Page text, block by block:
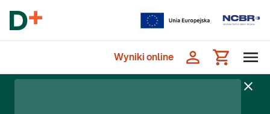
Wyniki online